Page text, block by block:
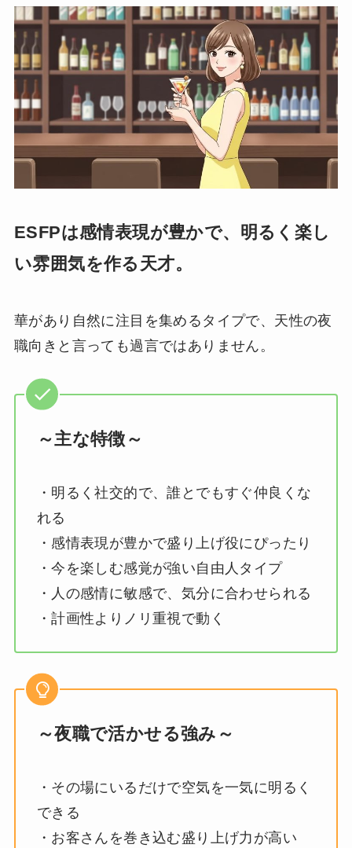
ESFPは感情表現が豊かで、明るく楽し
い雰囲気を作る天才。
華があり自然に注目を集めるタイプで、天性の夜
職向きと言っても過言ではありません。
～主な特徴～
・明るく社交的で、誰とでもすぐ仲良くな
れる
・感情表現が豊かで盛り上げ役にぴったり
・今を楽しむ感覚が強い自由人タイプ
・人の感情に敏感で、気分に合わせられる
・計画性よりノリ重視で動く
～夜職で活かせる強み～
・その場にいるだけで空気を一気に明るく
できる
・お客さんを巻き込む盛り上げ力が高い